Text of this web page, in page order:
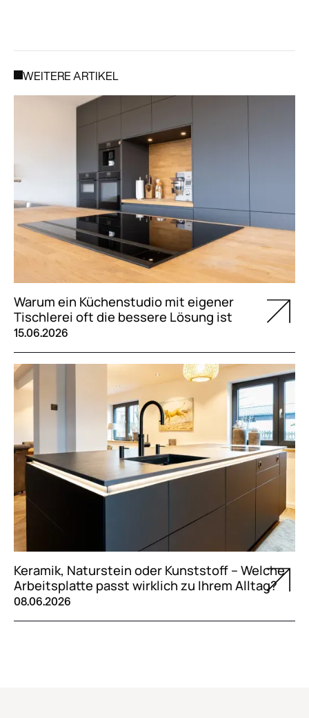
WEITERE ARTIKEL
Warum ein Küchenstudio mit eigener
Tischlerei oft die bessere Lösung ist
15.06.2026
Keramik, Naturstein oder Kunststoff – Welche
Arbeitsplatte passt wirklich zu Ihrem Alltag?
08.06.2026